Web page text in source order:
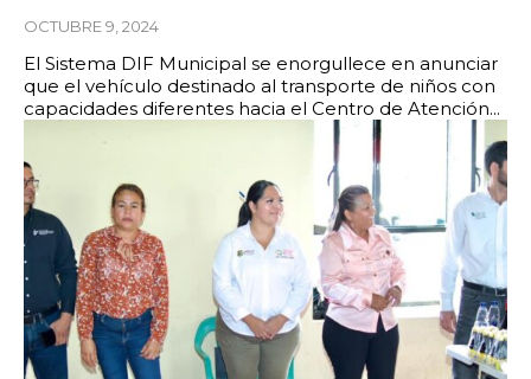
OCTUBRE 9, 2024
El Sistema DIF Municipal se enorgullece en anunciar
que el vehículo destinado al transporte de niños con
capacidades diferentes hacia el Centro de Atención...